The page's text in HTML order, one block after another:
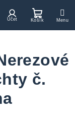
Prihlásenie
košík
č.